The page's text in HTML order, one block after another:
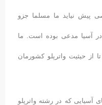
نیاید ما مسلما جزو
آسیا مدعی بوده است. ما
از حیثیت واترپلو کشورمان
آسیایی که در رشته واترپلو